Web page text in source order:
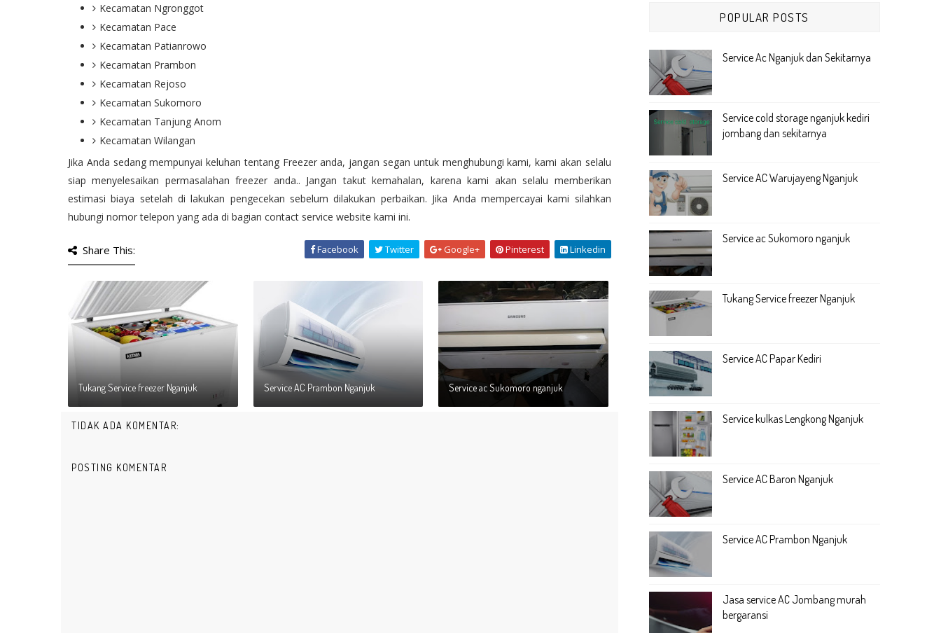
Kecamatan Ngronggot
Kecamatan Pace
Kecamatan Patianrowo
Kecamatan Prambon
Kecamatan Rejoso
Kecamatan Sukomoro
Kecamatan Tanjung Anom
Kecamatan Wilangan
Jika Anda sedang mempunyai keluhan tentang Freezer anda, jangan segan untuk menghubungi kami, kami akan selalu
siap menyelesaikan permasalahan freezer anda.. Jangan takut kemahalan, karena kami akan selalu memberikan
estimasi biaya setelah di lakukan pengecekan sebelum dilakukan perbaikan. Jika Anda mempercayai kami silahkan
hubungi nomor telepon yang ada di bagian contact service website kami ini.
Share This: Facebook Twitter Google+ Pinterest Linkedin
Tukang Service freezer Nganjuk Service AC Prambon Nganjuk Service ac Sukomoro nganjuk
TIDAK ADA KOMENTAR:
POSTING KOMENTAR
POPULAR POSTS
Service Ac Nganjuk dan Sekitarnya
Service cold storage nganjuk kediri
jombang dan sekitarnya
Service AC Warujayeng Nganjuk
Service ac Sukomoro nganjuk
Tukang Service freezer Nganjuk
Service AC Papar Kediri
Service kulkas Lengkong Nganjuk
Service AC Baron Nganjuk
Service AC Prambon Nganjuk
Jasa service AC Jombang murah
bergaransi